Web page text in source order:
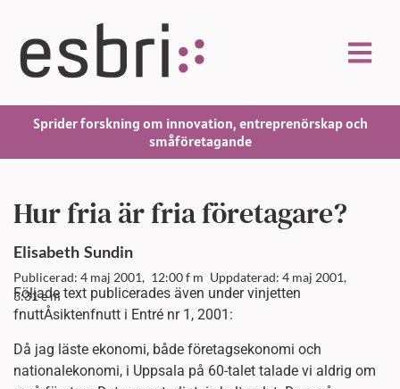
Sprider forskning om innovation, entreprenörskap och
småföretagande
Hur fria är fria företagare?
Elisabeth Sundin
Publicerad: 4 maj 2001, 12:00 f m Uppdaterad: 4 maj 2001,
3:31 e m
Följade text publicerades även under vinjetten
fnuttÅsiktenfnutt i Entré nr 1, 2001:
Då jag läste ekonomi, både företagsekonomi och
nationalekonomi, i Uppsala på 60-talet talade vi aldrig om